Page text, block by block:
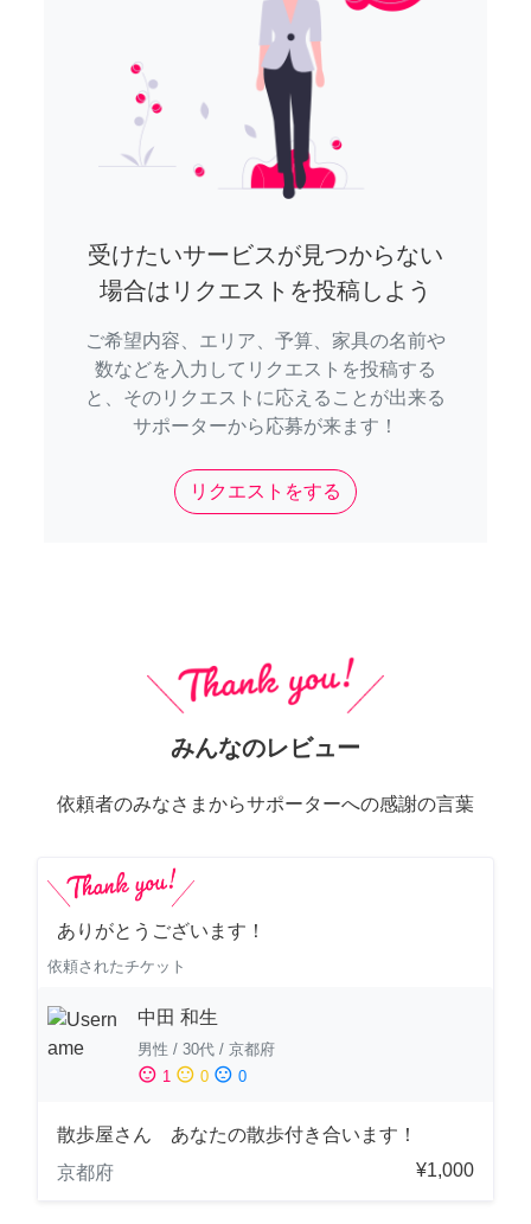
受けたいサービスが見つからない
場合はリクエストを投稿しよう
ご希望内容、エリア、予算、家具の名前や
数などを入力してリクエストを投稿する
と、そのリクエストに応えることが出来る
サポーターから応募が来ます！
リクエストをする
みんなのレビュー
依頼者のみなさまからサポーターへの感謝の言葉
ありがとうございます！
依頼されたチケット
中田 和生
男性 / 30代 / 京都府
sentiment_satisfied 1 sentiment_neutral 0 sentiment_dissatisfied 0
散歩屋さん あなたの散歩付き合います！
京都府
¥1,000